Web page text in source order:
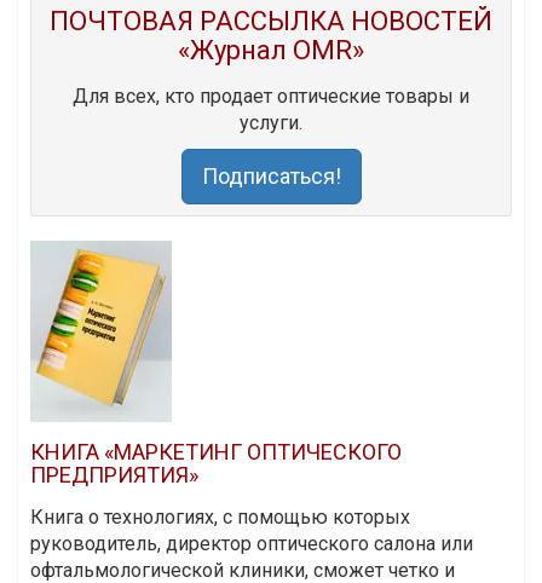
ПОЧТОВАЯ РАССЫЛКА НОВОСТЕЙ
«Журнал OMR»
Для всех, кто продает оптические товары и
услуги.
Подписаться!
КНИГА «МАРКЕТИНГ ОПТИЧЕСКОГО
ПРЕДПРИЯТИЯ»
Книга о технологиях, с помощью которых
руководитель, директор оптического салона или
офтальмологической клиники, сможет четко и